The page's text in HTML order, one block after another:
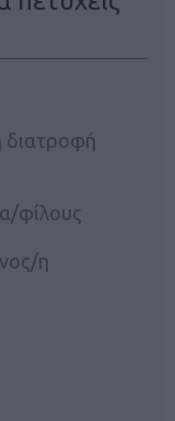
διατροφή
φίλους
η